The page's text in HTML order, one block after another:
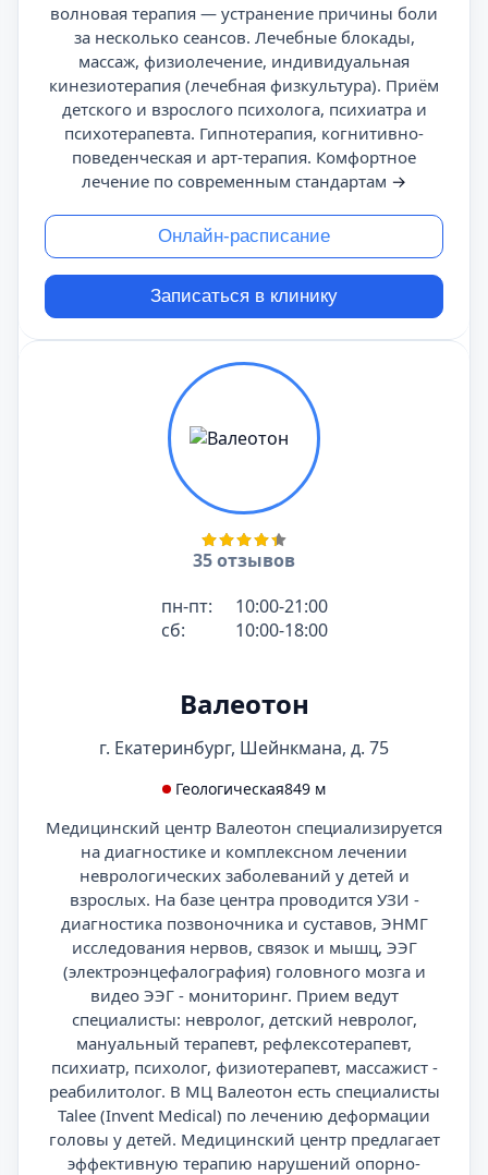
волновая терапия — устранение причины боли
за несколько сеансов. Лечебные блокады,
массаж, физиолечение, индивидуальная
кинезиотерапия (лечебная физкультура). Приём
детского и взрослого психолога, психиатра и
психотерапевта. Гипнотерапия, когнитивно-
поведенческая и арт-терапия. Комфортное
лечение по современным стандартам →
Онлайн-расписание
Записаться в клинику
35 отзывов
пн-пт:
10:00-21:00
сб:
10:00-18:00
Валеотон
г. Екатеринбург, Шейнкмана, д. 75
Геологическая849 м
Медицинский центр Валеотон специализируется
на диагностике и комплексном лечении
неврологических заболеваний у детей и
взрослых. На базе центра проводится УЗИ -
диагностика позвоночника и суставов, ЭНМГ
исследования нервов, связок и мышц, ЭЭГ
(электроэнцефалография) головного мозга и
видео ЭЭГ - мониторинг. Прием ведут
специалисты: невролог, детский невролог,
мануальный терапевт, рефлексотерапевт,
психиатр, психолог, физиотерапевт, массажист -
реабилитолог. В МЦ Валеотон есть специалисты
Talee (Invent Medical) по лечению деформации
головы у детей. Медицинский центр предлагает
эффективную терапию нарушений опорно-